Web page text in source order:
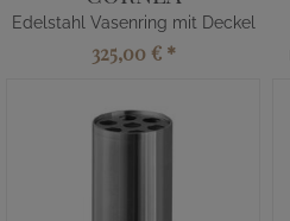
Edelstahl Vasenring mit Deckel
325,00 € *